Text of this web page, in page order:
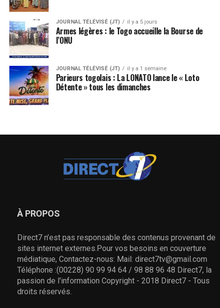
JOURNAL TÉLÉVISÉ (JT) il y a 5 jours
Armes légères : le Togo accueille la Bourse de
l’ONU
JOURNAL TÉLÉVISÉ (JT) il y a 1 semaine
Parieurs togolais : La LONATO lance le « Loto
Détente » tous les dimanches
À PROPOS
Direct7 n’est pas responsable des contenus provenant de
sites internet externes.Pour vos besoins en couverture
médiatique, Contactez-nous: Mail: direct7tv@gmail.com
Téléphone :(00228) 90 99 94 64 / 98 88 96 48 Direct7, la
passion de l'information Copyright - 2018 Direct7 - Tous
droits réservés.